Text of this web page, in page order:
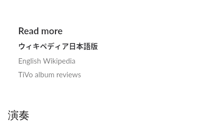
演奏